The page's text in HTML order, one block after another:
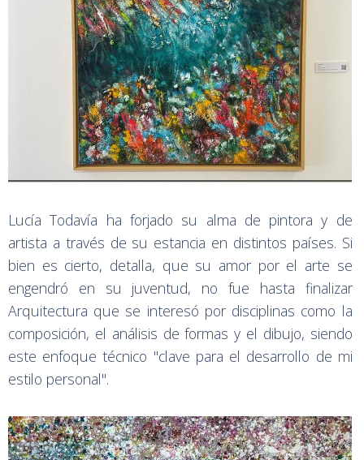
Lucía Todavía ha forjado su alma de pintora y de
artista a través de su estancia en distintos países. Si
bien es cierto, detalla, que su amor por el arte se
engendró en su juventud, no fue hasta finalizar
Arquitectura que se interesó por disciplinas como la
composición, el análisis de formas y el dibujo, siendo
este enfoque técnico "clave para el desarrollo de mi
estilo personal".